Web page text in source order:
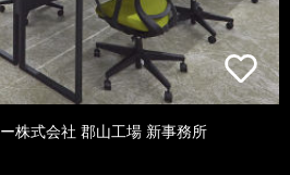
株式会社 郡山工場 新事務所